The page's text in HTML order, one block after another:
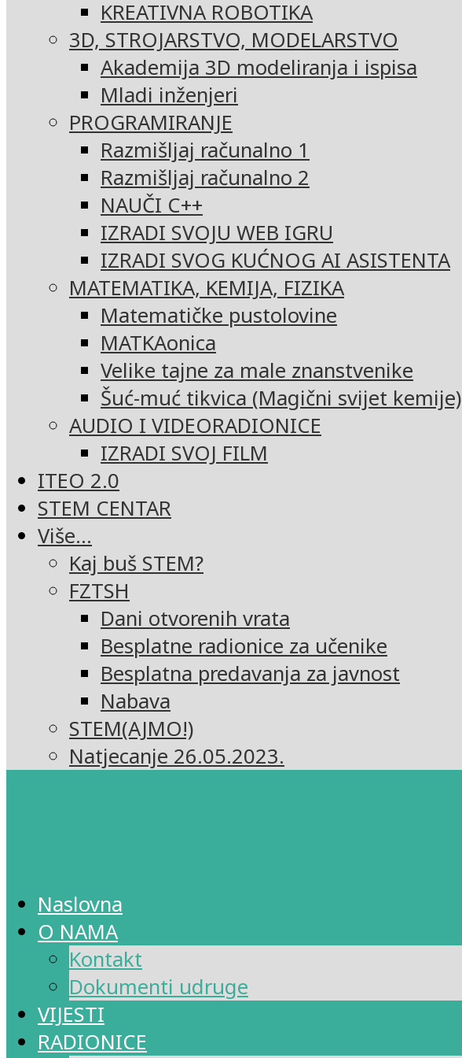
KREATIVNA ROBOTIKA
3D, STROJARSTVO, MODELARSTVO
Akademija 3D modeliranja i ispisa
Mladi inženjeri
PROGRAMIRANJE
Razmišljaj računalno 1
Razmišljaj računalno 2
NAUČI C++
IZRADI SVOJU WEB IGRU
IZRADI SVOG KUĆNOG AI ASISTENTA
MATEMATIKA, KEMIJA, FIZIKA
Matematičke pustolovine
MATKAonica
Velike tajne za male znanstvenike
Šuć-muć tikvica (Magični svijet kemije)
AUDIO I VIDEORADIONICE
IZRADI SVOJ FILM
ITEO 2.0
STEM CENTAR
Više…
Kaj buš STEM?
FZTSH
Dani otvorenih vrata
Besplatne radionice za učenike
Besplatna predavanja za javnost
Nabava
STEM(AJMO!)
Natjecanje 26.05.2023.
Naslovna
O NAMA
Kontakt
Dokumenti udruge
VIJESTI
RADIONICE